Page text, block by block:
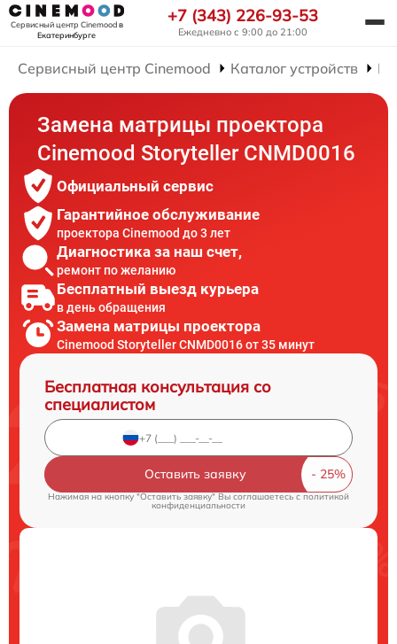
Сервисный центр Cinemoodв
Екатеринбурге
+7 (343) 226-93-53
Ежедневно с 9:00 до 21:00
Сервисный центр Cinemood Каталог устройств
Замена матрицы проектора
Cinemood Storyteller CNMD0016
Официальный сервис
Гарантийное обслуживание
проектора Cinemood до 3 лет
Диагностика за наш счет,
ремонт по желанию
Бесплатный выезд курьера
в день обращения
Замена матрицы проектора
Cinemood Storyteller CNMD0016 от 35 минут
Бесплатная консультация со
специалистом
Оставить заявку
Нажимая на кнопку "Оставить заявку" Вы соглашаетесь cполитикой
конфиденциальности